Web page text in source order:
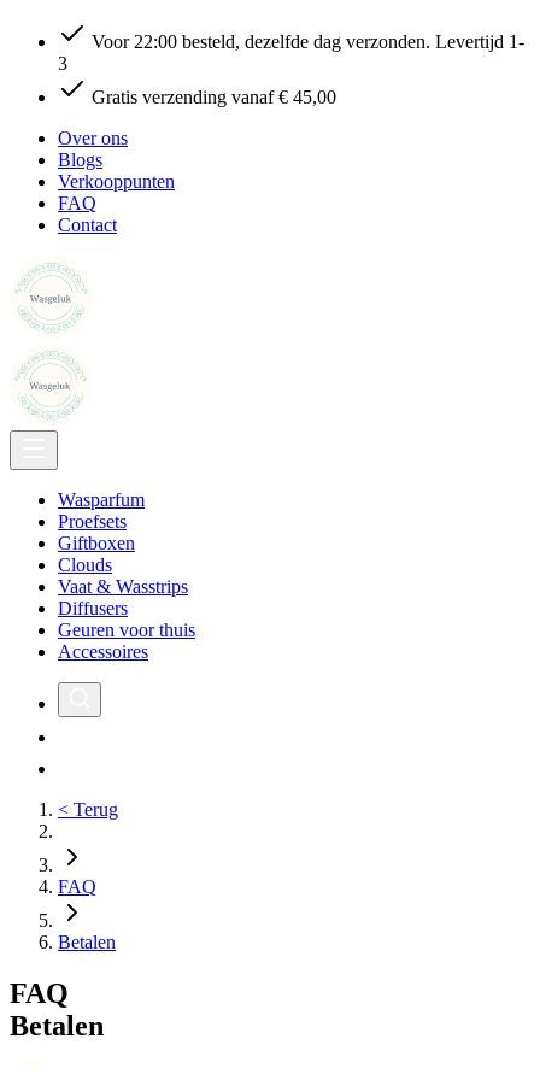
Voor 22:00 besteld, dezelfde dag verzonden. Levertijd 1-
3
Gratis verzending vanaf € 45,00
Over ons
Blogs
Verkooppunten
FAQ
Contact
Wasparfum
Proefsets
Giftboxen
Clouds
Vaat & Wasstrips
Diffusers
Geuren voor thuis
Accessoires
< Terug
FAQ
Betalen
FAQ
Betalen